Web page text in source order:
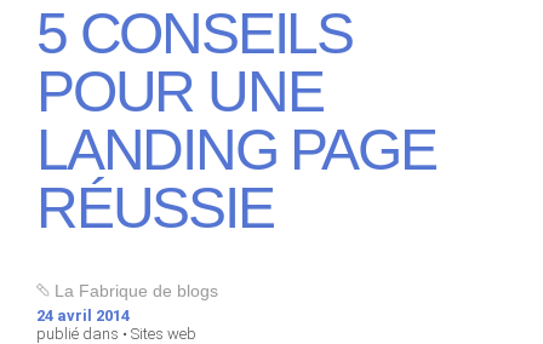
5 CONSEILS
POUR UNE
LANDING PAGE
RÉUSSIE
La Fabrique de blogs
24 avril 2014
publié dans • Sites web